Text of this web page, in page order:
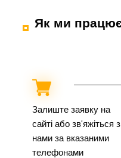
Як ми
Залиште заявку на
сайті або зв'яжіться з
нами за вказаними
телефонами